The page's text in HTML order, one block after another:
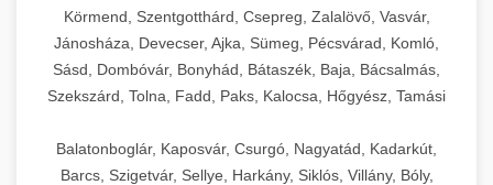
Körmend, Szentgotthárd, Csepreg, Zalalövő, Vasvár,
Jánosháza, Devecser, Ajka, Sümeg, Pécsvárad, Komló,
Sásd, Dombóvár, Bonyhád, Bátaszék, Baja, Bácsalmás,
Szekszárd, Tolna, Fadd, Paks, Kalocsa, Hőgyész, Tamási
Balatonboglár, Kaposvár, Csurgó, Nagyatád, Kadarkút,
Barcs, Szigetvár, Sellye, Harkány, Siklós, Villány, Bóly,